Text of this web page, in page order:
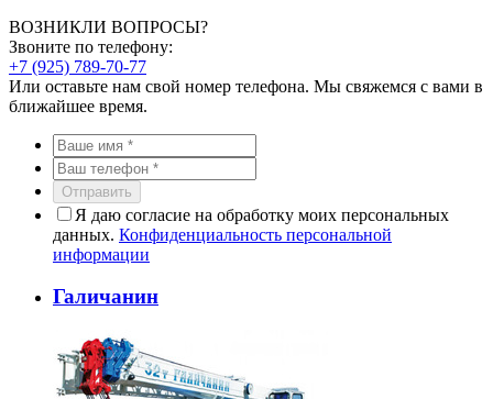
ВОЗНИКЛИ ВОПРОСЫ?
Звоните по телефону:
+7 (925) 789-70-77
Или оставьте нам свой номер телефона. Мы свяжемся с вами в
ближайшее время.
Отправить
Я даю согласие на обработку моих персональных
данных. Конфиденциальность персональной
информации
Галичанин